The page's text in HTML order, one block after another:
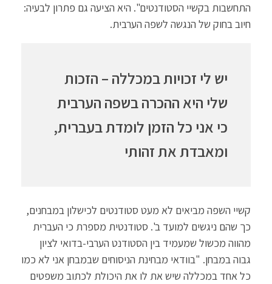
התחשבות בקשיי הסטודנטים". היא הציעה גם פתרון לבעיה:
חיוב בחוק של הנגשה לשפה הערבית.
יש לי זכויות במכללה – הזכות
שלי היא ההכרה בשפה הערבית
כי אני כל הזמן לומדת בעברית,
ומאבדת את זהותי
קשיי השפה מביאים לא מעט סטודנטים לכישלון במבחנים,
כך שהם ניגשים למועד ב'. סטודנטית מספרת כי העברית
מהווה מכשול שמעמיד בין הסטודנט הערבי-בדואי לציון
גבוה במבחן. "בוודאי מבחינת הניסוחים שבמבחן אני לא כמו
כל אחד במכללה שיש את לו את היכולת לכתוב משפטים